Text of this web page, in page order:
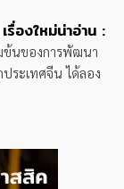
องใหม่น่าอ่าน :
มข้นของการพัฒนา
ประเทศจีน ได้ลอง